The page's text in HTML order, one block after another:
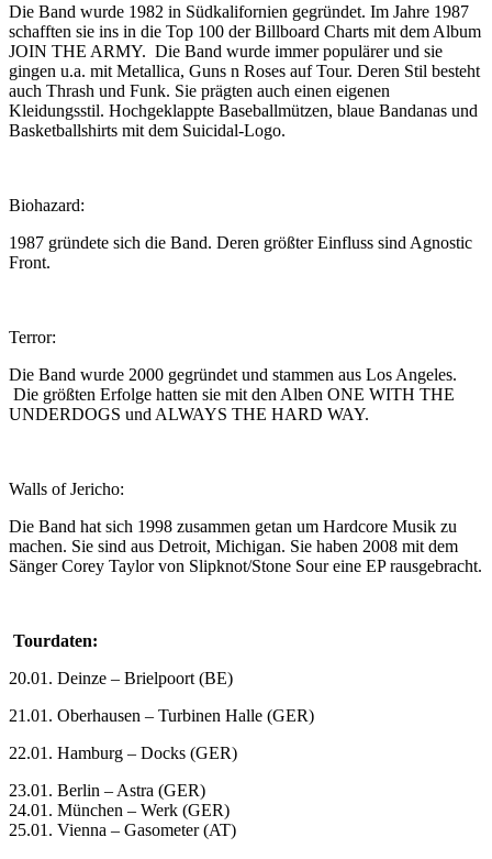
Die Band wurde 1982 in Südkalifornien gegründet. Im Jahre 1987
schafften sie ins in die Top 100 der Billboard Charts mit dem Album
JOIN THE ARMY. Die Band wurde immer populärer und sie
gingen u.a. mit Metallica, Guns n Roses auf Tour. Deren Stil besteht
auch Thrash und Funk. Sie prägten auch einen eigenen
Kleidungsstil. Hochgeklappte Baseballmützen, blaue Bandanas und
Basketballshirts mit dem Suicidal-Logo.
Biohazard:
1987 gründete sich die Band. Deren größter Einfluss sind Agnostic
Front.
Terror:
Die Band wurde 2000 gegründet und stammen aus Los Angeles.
Die größten Erfolge hatten sie mit den Alben ONE WITH THE
UNDERDOGS und ALWAYS THE HARD WAY.
Walls of Jericho:
Die Band hat sich 1998 zusammen getan um Hardcore Musik zu
machen. Sie sind aus Detroit, Michigan. Sie haben 2008 mit dem
Sänger Corey Taylor von Slipknot/Stone Sour eine EP rausgebracht.
Tourdaten:
20.01. Deinze – Brielpoort (BE)
21.01. Oberhausen – Turbinen Halle (GER)
22.01. Hamburg – Docks (GER)
23.01. Berlin – Astra (GER)
24.01. München – Werk (GER)
25.01. Vienna – Gasometer (AT)